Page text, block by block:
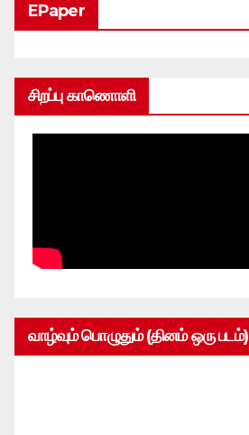
EPaper
சிறப்பு காணொளி
வாழ்வும் பொழுதும் (தினம் ஒரு படம்)